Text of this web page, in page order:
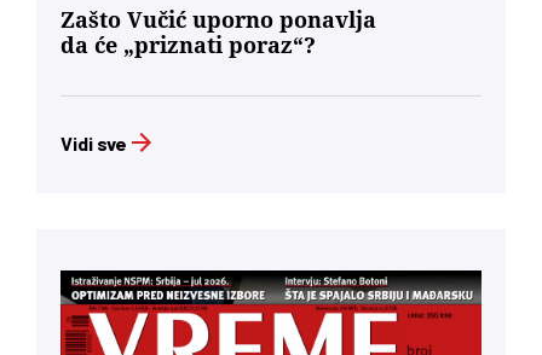
Zašto Vučić uporno ponavlja
da će „priznati poraz“?
Vidi sve